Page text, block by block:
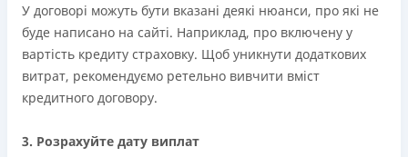
У договорі можуть бути вказані деякі нюанси, про які не
буде написано на сайті. Наприклад, про включену у
вартість кредиту страховку. Щоб уникнути додаткових
витрат, рекомендуємо ретельно вивчити вміст
кредитного договору.
3. Розрахуйте дату виплат